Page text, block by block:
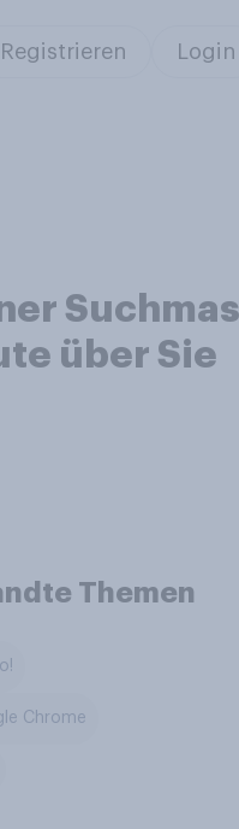
Registrieren Login
über Sie
Themen
Chrome